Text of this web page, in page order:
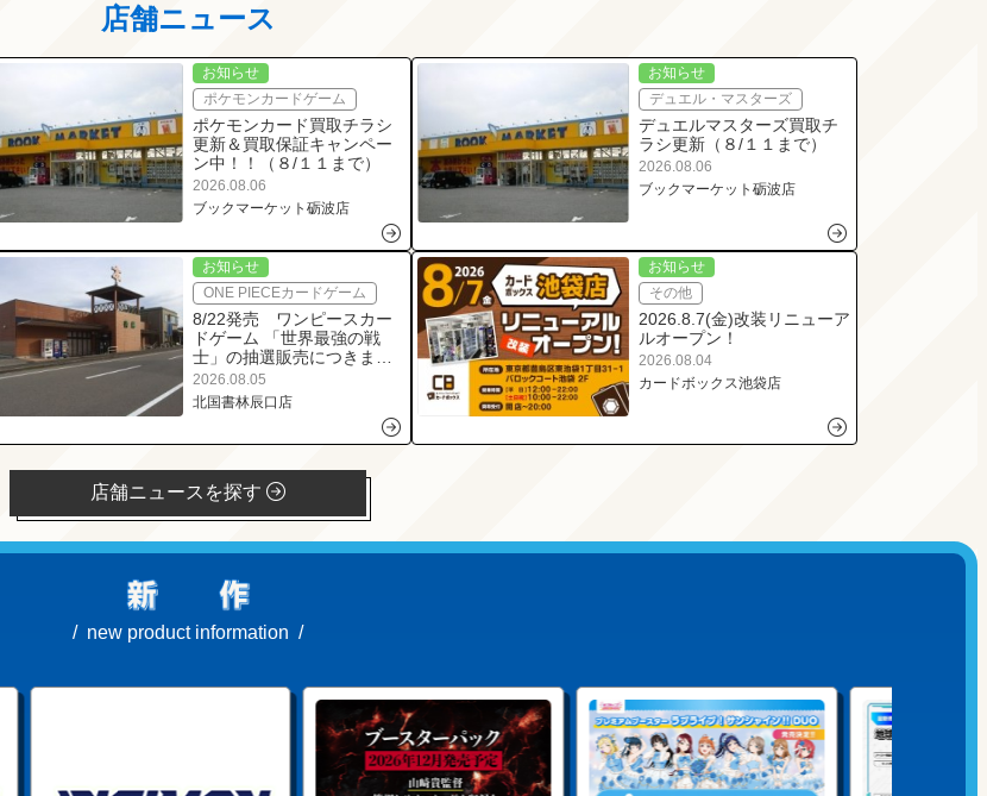
店舗ニュース
お知らせ
ポケモンカードゲーム
ポケモンカード買取チラシ
更新＆買取保証キャンペー
ン中！！（８/１１まで）
2026.08.06
ブックマーケット砺波店
お知らせ
デュエル・マスターズ
デュエルマスターズ買取チ
ラシ更新（８/１１まで）
2026.08.06
ブックマーケット砺波店
お知らせ
ONE PIECEカードゲーム
8/22発売 ワンピースカー
ドゲーム 「世界最強の戦
士」の抽選販売につきまし
て
2026.08.05
北国書林辰口店
お知らせ
その他
2026.8.7(金)改装リニューア
ルオープン！
2026.08.04
カードボックス池袋店
店舗ニュースを探す
new product information